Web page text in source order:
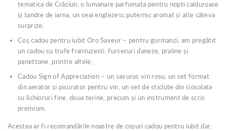
tematica de Crăciun, o lumanare parfumata pentru nopti calduroase
și tandre de iarna, un ceai englezesc puternic aromat și alte câteva
surprize;
Coș cadou pentru iubit Oro Saveur – pentru gurmanzi, am pregătit
un cadou cu trufe frantuzesti, fursecuri daneze, praline și
panettone, printre altele;
Cadou Sign of Appreciation – un savuros vin rosu, un set format
din aerator și picurator pentru vin, un set de sticlute din ciocolata
cu lichioruri fine, doua terine, precum și un instrument de scris
premium.
Acestea ar fi recomandările noastre de coșuri cadou pentru iubit dar,